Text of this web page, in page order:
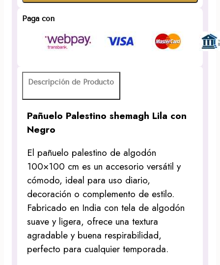
con
cantidad
Paga con
Descripción de Producto
Pañuelo Palestino shemagh Lila con
Negro
El pañuelo palestino de algodón
100×100 cm es un accesorio versátil y
cómodo, ideal para uso diario,
decoración o complemento de estilo.
Fabricado en India con tela de algodón
suave y ligera, ofrece una textura
agradable y buena respirabilidad,
perfecto para cualquier temporada.